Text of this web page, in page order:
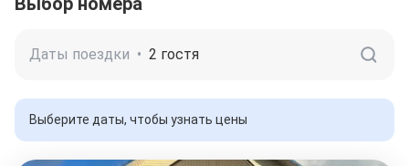
Даты поездки • 2 гостя
Выберите даты, чтобы узнать цены